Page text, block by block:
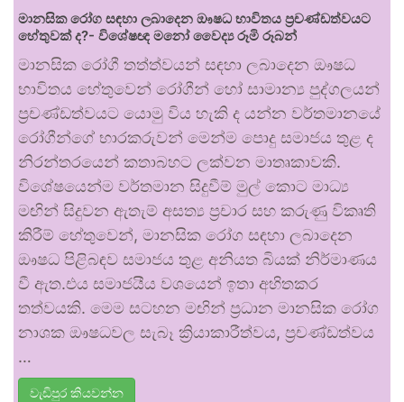
මානසික රෝග සඳහා ලබාදෙන ඖෂධ භාවිතය ප්‍රචණ්ඩත්වයට
හේතුවක් ද?- විශේෂඥ මනෝ වෛද්‍ය රූමි රූබන්
මානසික රෝගී තත්ත්වයන් සඳහා ලබාදෙන ඖෂධ
භාවිතය හේතුවෙන් රෝගීන් හෝ සාමාන්‍ය පුද්ගලයන්
ප්‍රචණ්ඩත්වයට යොමු විය හැකි ද යන්න වර්තමානයේ
රෝගීන්ගේ භාරකරුවන් මෙන්ම පොදු සමාජය තුළ ද
නිරන්තරයෙන් කතාබහට ලක්වන මාතෘකාවකි.
විශේෂයෙන්ම වර්තමාන සිදුවීම් මුල් කොට මාධ්‍ය
මඟින් සිදුවන ඇතැම් අසත්‍ය ප්‍රචාර සහ කරුණු විකෘති
කිරීම් හේතුවෙන්, මානසික රෝග සඳහා ලබාදෙන
ඖෂධ පිළිබඳව සමාජය තුළ අනියත බියක් නිර්මාණය
වී ඇත.එය සමාජයීය වශයෙන් ඉතා අහිතකර
තත්වයකි. මෙම සටහන මඟින් ප්‍රධාන මානසික රෝග
නාශක ඖෂධවල සැබෑ ක්‍රියාකාරීත්වය, ප්‍රචණ්ඩත්වය
…
වැඩිපුර කියවන්න